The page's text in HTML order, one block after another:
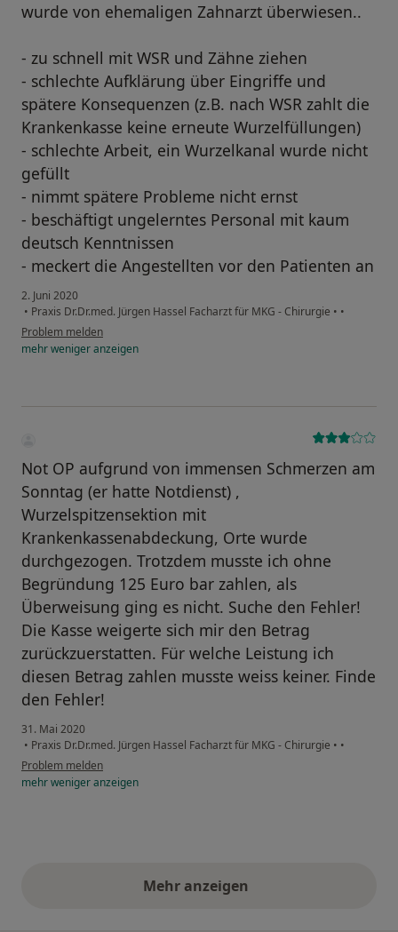
wurde von ehemaligen Zahnarzt überwiesen..
- zu schnell mit WSR und Zähne ziehen
- schlechte Aufklärung über Eingriffe und
spätere Konsequenzen (z.B. nach WSR zahlt die
Krankenkasse keine erneute Wurzelfüllungen)
- schlechte Arbeit, ein Wurzelkanal wurde nicht
gefüllt
- nimmt spätere Probleme nicht ernst
- beschäftigt ungelerntes Personal mit kaum
deutsch Kenntnissen
- meckert die Angestellten vor den Patienten an
2. Juni 2020
• Praxis Dr.Dr.med. Jürgen Hassel Facharzt für MKG - Chirurgie • •
Problem melden
mehrwenigeranzeigen
Not OP aufgrund von immensen Schmerzen am
Sonntag (er hatte Notdienst) ,
Wurzelspitzensektion mit
Krankenkassenabdeckung, Orte wurde
durchgezogen. Trotzdem musste ich ohne
Begründung 125 Euro bar zahlen, als
Überweisung ging es nicht. Suche den Fehler!
Die Kasse weigerte sich mir den Betrag
zurückzuerstatten. Für welche Leistung ich
diesen Betrag zahlen musste weiss keiner. Finde
den Fehler!
31. Mai 2020
• Praxis Dr.Dr.med. Jürgen Hassel Facharzt für MKG - Chirurgie • •
Problem melden
mehrwenigeranzeigen
Mehr anzeigenobige Stellungnahmen